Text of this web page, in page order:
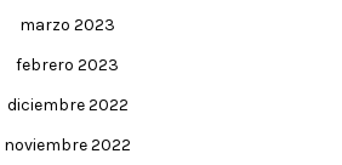
marzo 2023
febrero 2023
diciembre 2022
noviembre 2022